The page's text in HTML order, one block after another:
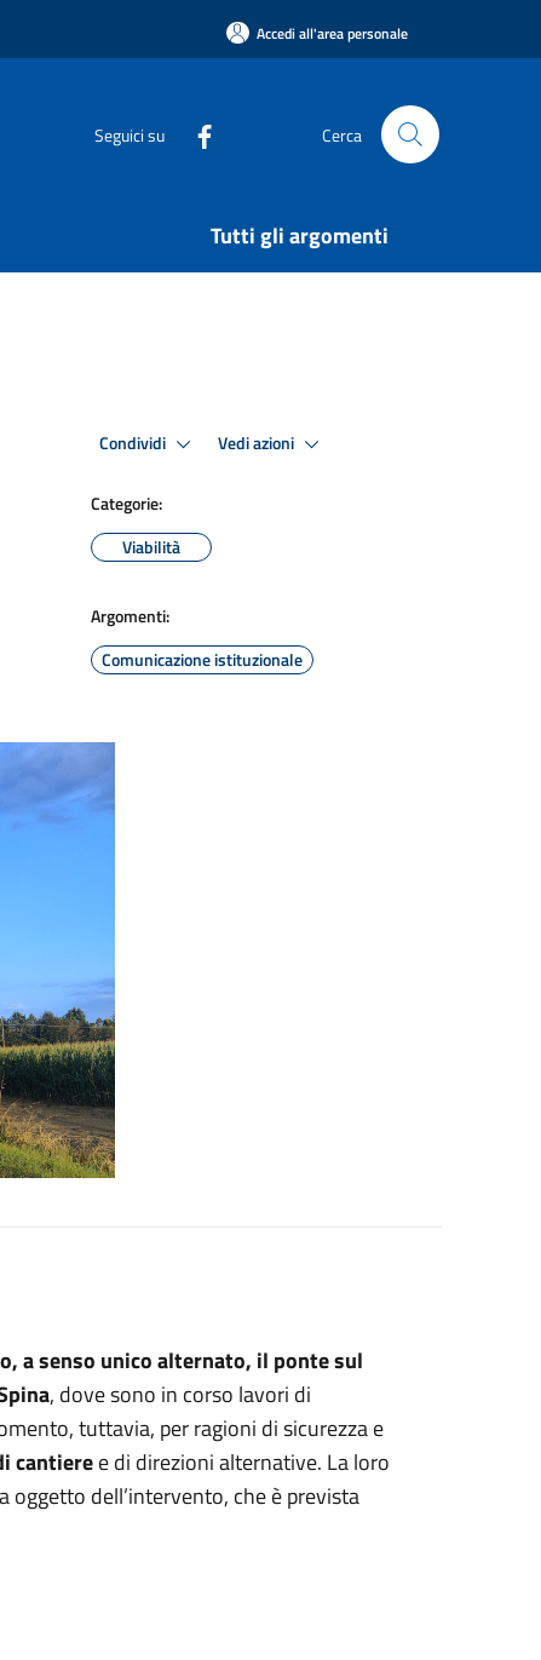
Accedi all'area personale
Seguici su Cerca
Tutti gli argomenti
Condividi Vedi azioni
Categorie:
Viabilità
Argomenti:
Comunicazione istituzionale
a senso unico alternato, il ponte sul
, dove sono in corso lavori di
tuttavia, per ragioni di sicurezza e
cantieree di direzioni alternative. La loro
dell’intervento, che è prevista